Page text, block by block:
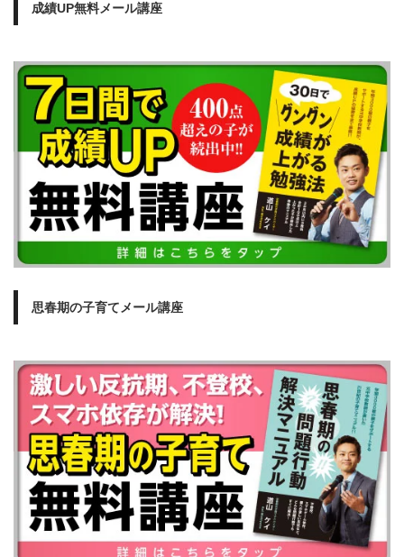
成績UP無料メール講座
思春期の子育てメール講座